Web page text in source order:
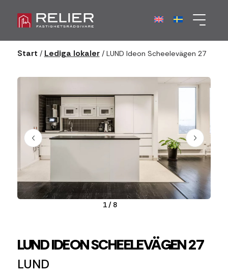
Start / Lediga lokaler/ LUND Ideon Scheelevägen 27
1/ 8
LUND IDEON SCHEELEVÄGEN 27
LUND